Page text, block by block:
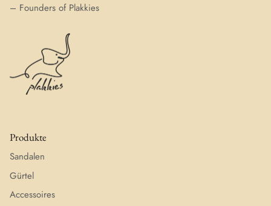
– Founders of Plakkies
Produkte
Sandalen
Gürtel
Accessoires